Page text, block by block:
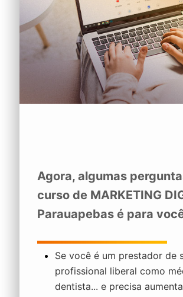
Agora, algumas
curso de MARKETING
Parauapebas é para
Se você é um prestador de
profissional liberal como
dentista... e precisa